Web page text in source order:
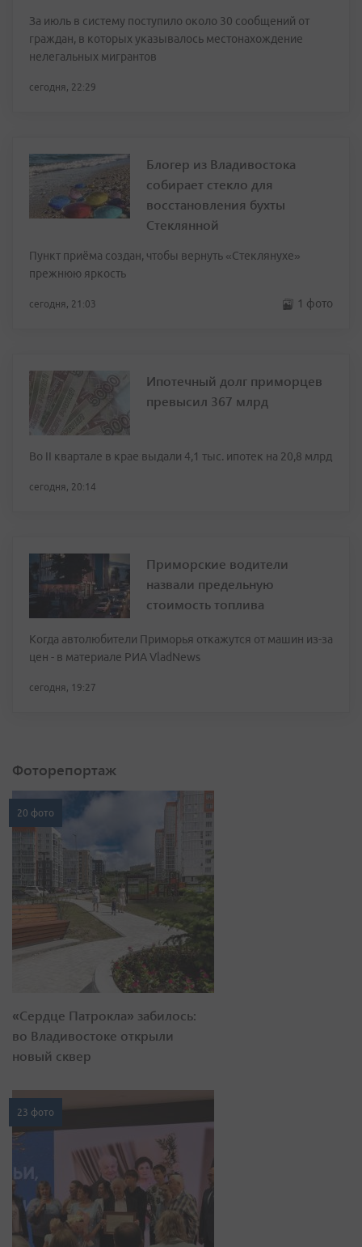
За июль в систему поступило около 30 сообщений от
граждан, в которых указывалось местонахождение
нелегальных мигрантов
сегодня, 22:29
Блогер из Владивостока
собирает стекло для
восстановления бухты
Стеклянной
Пункт приёма создан, чтобы вернуть «Стеклянухе»
прежнюю яркость
сегодня, 21:03 1 фото
Ипотечный долг приморцев
превысил 367 млрд
Во II квартале в крае выдали 4,1 тыс. ипотек на 20,8 млрд
сегодня, 20:14
Приморские водители
назвали предельную
стоимость топлива
Когда автолюбители Приморья откажутся от машин из-за
цен - в материале РИА VladNews
сегодня, 19:27
Фоторепортаж
20 фото
«Сердце Патрокла» забилось:
во Владивостоке открыли
новый сквер
23 фото